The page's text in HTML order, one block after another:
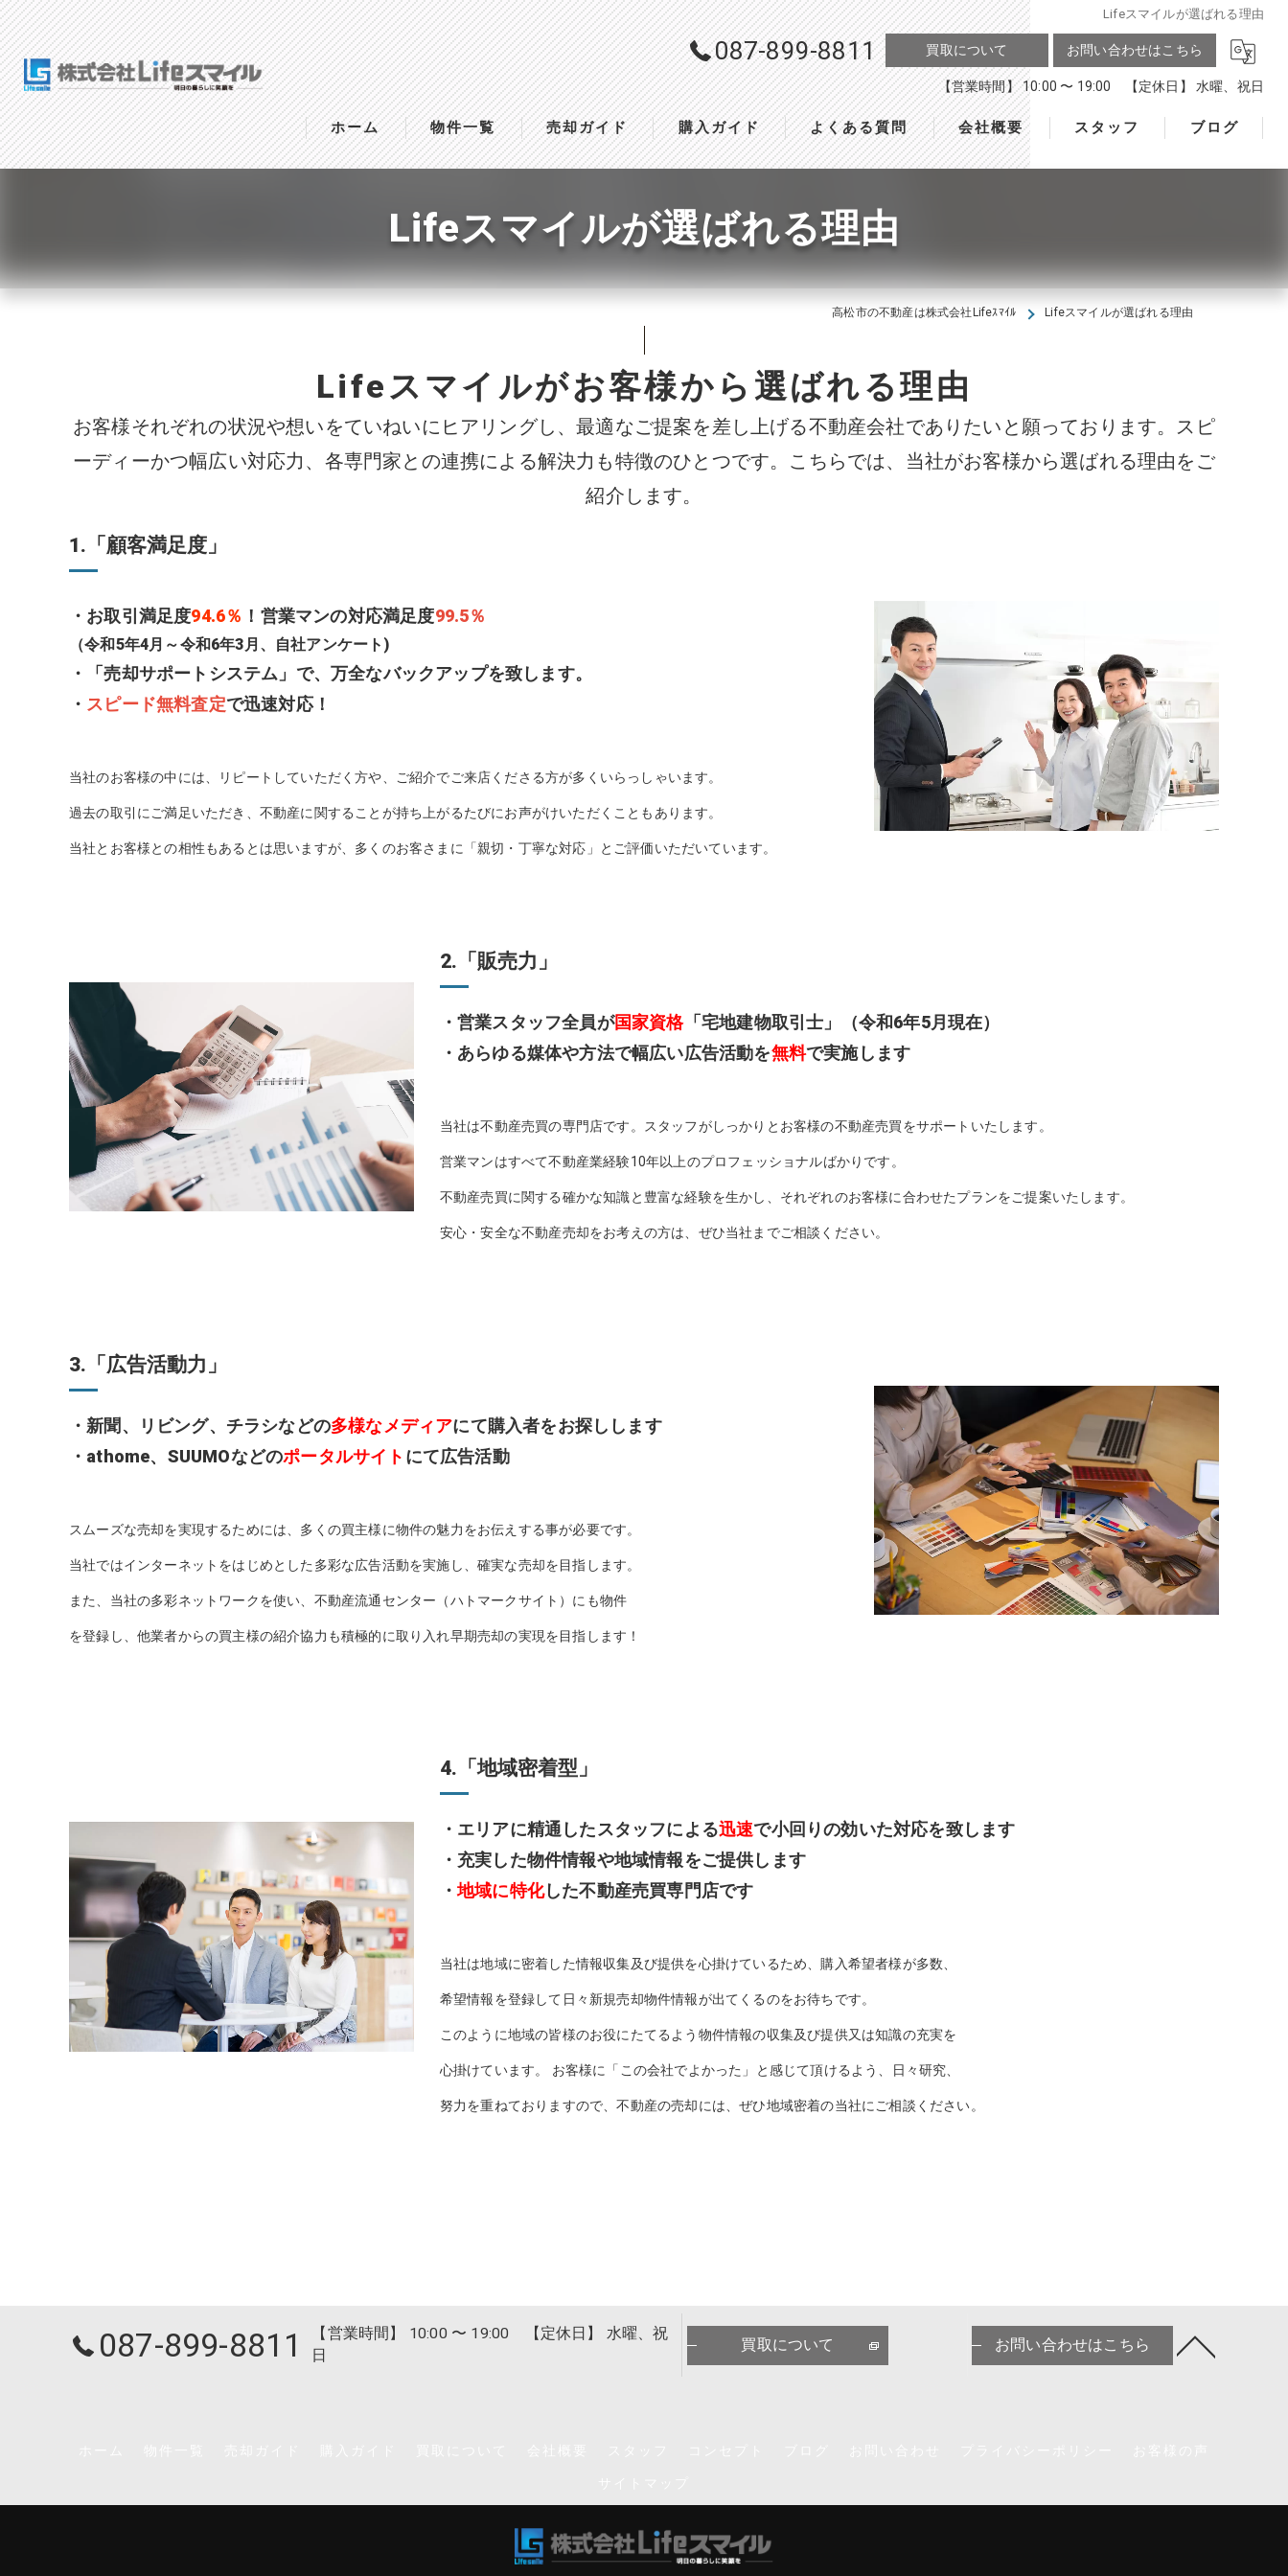
Lifeスマイルが選ばれる理由
087-899-8811 買取について お問い合わせはこちら
【営業時間】 10:00 〜 19:00 【定休日】 水曜、祝日
ホーム 物件一覧 売却ガイド 購入ガイド よくある質問 会社概要 スタッフ ブログ
Lifeスマイルが選ばれる理由
高松市の不動産は株式会社Lifeｽﾏｲﾙ Lifeスマイルが選ばれる理由
お客様それぞれの状況や想いをていねいにヒアリングし、最適なご提案を差し上げる不動産会社でありたいと願っております。スピ
ーディーかつ幅広い対応力、各専門家との連携による解決力も特徴のひとつです。こちらでは、当社がお客様から選ばれる理由をご
紹介します。
Lifeスマイルがお客様から選ばれる理由
1.「顧客満足度」
・お取引満足度94.6％ ！営業マンの対応満足度99.5％
（令和5年4月～令和6年3月、自社アンケート)
・「売却サポートシステム」で、万全なバックアップを致します。
・ スピード無料査定で迅速対応！
当社のお客様の中には、リピートしていただく方や、ご紹介でご来店くださる方が多くいらっしゃいます。
過去の取引にご満足いただき、不動産に関することが持ち上がるたびにお声がけいただくこともあります。
当社とお客様との相性もあるとは思いますが、多くのお客さまに「親切・丁寧な対応」とご評価いただいています。
2.「販売力」
・営業スタッフ全員が国家資格「宅地建物取引士」（令和6年5月現在）
・あらゆる媒体や方法で幅広い広告活動を無料で実施します
当社は不動産売買の専門店です。スタッフがしっかりとお客様の不動産売買をサポートいたします。
営業マンはすべて不動産業経験10年以上のプロフェッショナルばかりです。
不動産売買に関する確かな知識と豊富な経験を生かし、それぞれのお客様に合わせたプランをご提案いたします。
安心・安全な不動産売却をお考えの方は、ぜひ当社までご相談ください。
3.「広告活動力」
・新聞、リビング、チラシなどの多様なメディアにて購入者をお探しします
・athome、SUUMOなどのポータルサイト にて広告活動
スムーズな売却を実現するためには、多くの買主様に物件の魅力をお伝えする事が必要です。
当社ではインターネットをはじめとした多彩な広告活動を実施し、確実な売却を目指します。
また、当社の多彩ネットワークを使い、不動産流通センター（ハトマークサイト）にも物件
を登録し、他業者からの買主様の紹介協力も積極的に取り入れ早期売却の実現を目指します！
4.「地域密着型」
・エリアに精通したスタッフによる迅速で小回りの効いた対応を致します
・充実した物件情報や地域情報をご提供します
・地域に特化した不動産売買専門店です
当社は地域に密着した情報収集及び提供を心掛けているため、購入希望者様が多数、
希望情報を登録して日々新規売却物件情報が出てくるのをお待ちです。
このように地域の皆様のお役にたてるよう物件情報の収集及び提供又は知識の充実を
心掛けています。 お客様に「この会社でよかった」と感じて頂けるよう、日々研究、
努力を重ねておりますので、不動産の売却には、ぜひ地域密着の当社にご相談ください。
087-899-8811
【営業時間】 10:00 〜 19:00 【定休日】 水曜、祝
日
買取について お問い合わせはこちら